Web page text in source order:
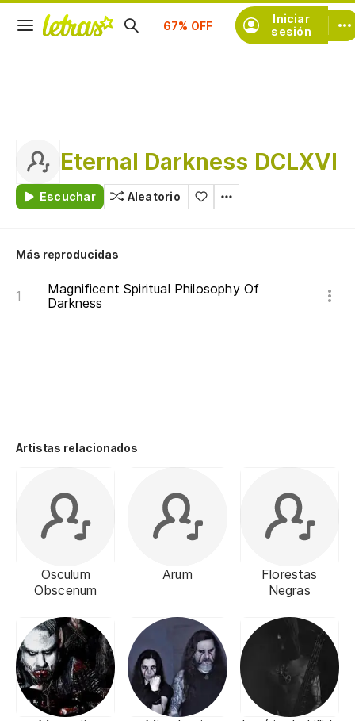
Iniciar
sesión
Suscríbete
Eternal Darkness DCLXVI
Escuchar Aleatorio
Más reproducidas
Magnificent Spiritual Philosophy Of
Darkness
Artistas relacionados
Osculum
Obscenum
Arum
Florestas
Negras